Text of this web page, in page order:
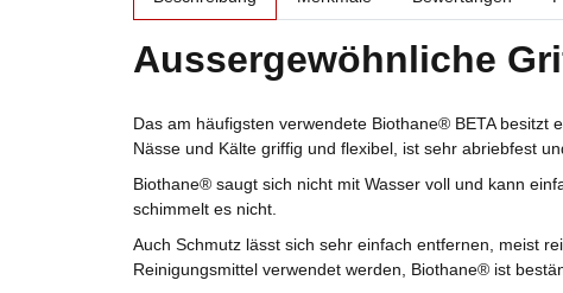
Aussergewöhnliche
Das am häufigsten verwendete Biothane® BETA
Nässe und Kälte griffig und flexibel, ist sehr abriebfest
Biothane® saugt sich nicht mit Wasser voll und kann
schimmelt es nicht.
Auch Schmutz lässt sich sehr einfach entfernen, meist
Reinigungsmittel verwendet werden, Biothane® ist